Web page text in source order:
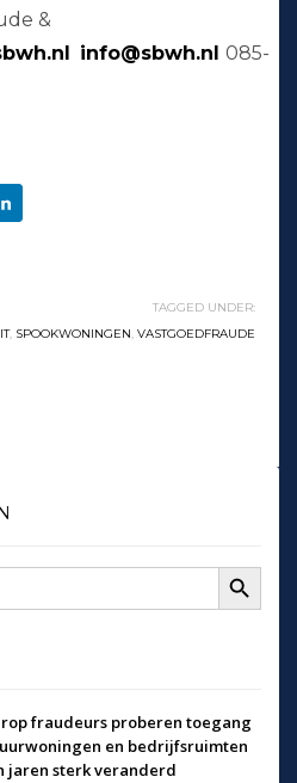
&
info@sbwh.nl 085-
TAGGED UNDER:
, SPOOKWONINGEN, VASTGOEDFRAUDE
Zoekknop
fraudeurs proberen toegang
en bedrijfsruimten
jaren sterk veranderd